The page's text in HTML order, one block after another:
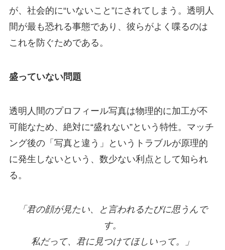
が、社会的に“いないこと”にされてしまう。透明人
間が最も恐れる事態であり、彼らがよく喋るのは
これを防ぐためである。
盛っていない問題
透明人間のプロフィール写真は物理的に加工が不
可能なため、絶対に“盛れない”という特性。マッチ
ング後の「写真と違う」というトラブルが原理的
に発生しないという、数少ない利点として知られ
る。
「君の顔が見たい、と言われるたびに思うんで
す。
私だって、君に見つけてほしいって。」